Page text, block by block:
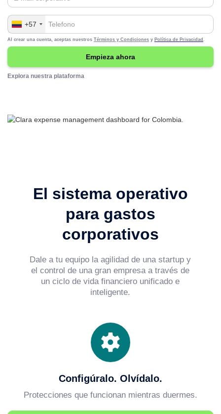
+57
Al crear una cuenta, aceptas nuestros Términos y Condiciones y Política de Privacidad .
Explora nuestra plataforma
El sistema operativo
para gastos
corporativos
Dale a tu equipo la agilidad de una startup y
el control de una gran empresa a través de
un ciclo de vida financiero unificado e
inteligente.
Configúralo. Olvídalo.
Protecciones que funcionan mientras duermes.